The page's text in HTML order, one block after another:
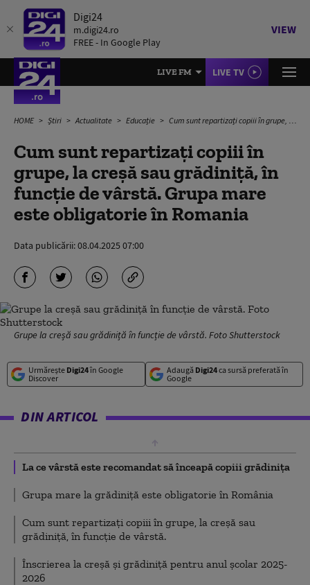
Digi24
m.digi24.ro
FREE - In Google Play
VIEW
LIVE FM LIVE TV
HOME Știri Actualitate Educație Cum sunt repartizați copiii în grupe, la creșă sau grădiniță, în funcție de vârstă. Grupa mare este obligatorie în Romania
Cum sunt repartizați copiii în
grupe, la creșă sau grădiniță, în
funcție de vârstă. Grupa mare
este obligatorie în Romania
Data publicării:08.04.2025 07:00
Grupe la creșă sau grădiniță în funcție de vârstă. Foto Shutterstock
Urmărește Digi24în Google
Discover
Adaugă Digi24ca sursă preferată în
Google
DIN ARTICOL
La ce vârstă este recomandat să înceapă copiii grădinița
Grupa mare la grădiniță este obligatorie în România
Cum sunt repartizați copiii în grupe, la creșă sau
grădiniță, în funcție de vârstă.
Înscrierea la creșă și grădiniță pentru anul școlar 2025-
2026